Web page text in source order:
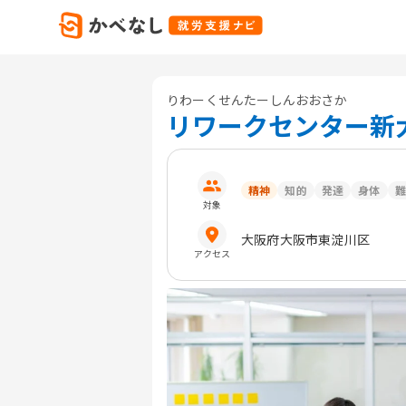
りわーくせんたーしんおおさか
リワークセンター新
対象
精神 知的 発達 身体
アクセス
大阪府大阪市東淀川区